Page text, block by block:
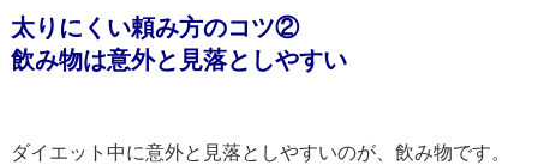
太りにくい頼み方のコツ②
飲み物は意外と見落としやすい
ダイエット中に意外と見落としやすいのが、飲み物です。